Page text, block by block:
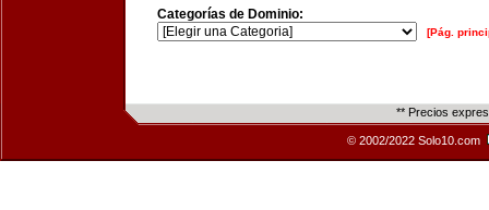
Categorías de Dominio:
[Pág.
** Precios
© 2002/2022 Solo10.com